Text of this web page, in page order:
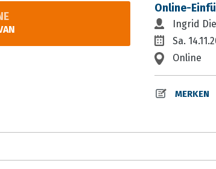
Online-
Ingrid
Sa.
Online
MERKEN